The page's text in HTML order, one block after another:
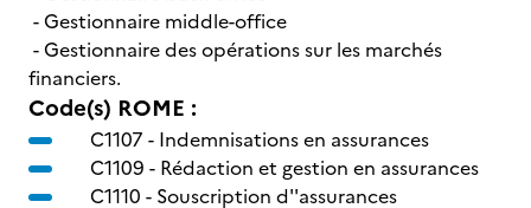
- Gestionnaire middle-office
- Gestionnaire des opérations sur les marchés
financiers.
Code(s) ROME :
C1107 - Indemnisations en assurances
C1109 - Rédaction et gestion en assurances
C1110 - Souscription d''assurances